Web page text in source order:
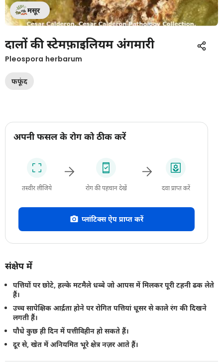
मसूर
दालों की स्टेमफ़ाइलियम अंगमारी
Pleospora herbarum
फफूंद
अपनी फसल के रोग को ठीक करें
तस्वीर लीजिये रोग की पहचान देखें दवा प्राप्त करें
प्लांटिक्स ऐप प्राप्त करें
संक्षेप में
पत्तियों पर छोटे, हल्के मटमैले धब्बे जो आपस में मिलकर पूरी टहनी ढक लेते
हैं।
उच्च सापेक्षिक आर्द्रता होने पर रोगित पत्तियां धूसर से काले रंग की दिखने
लगती हैं।
पौधे कुछ ही दिन में पत्तीविहीन हो सकते हैं।
दूर से, खेत में अनियमित भूरे क्षेत्र नज़र आते हैं।